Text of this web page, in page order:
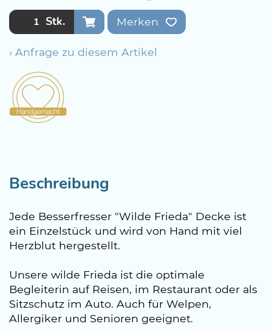
Stk. Merken
› Anfrage zu diesem Artikel
Beschreibung
Jede Besserfresser "Wilde Frieda" Decke ist
ein Einzelstück und wird von Hand mit viel
Herzblut hergestellt.
Unsere wilde Frieda ist die optimale
Begleiterin auf Reisen, im Restaurant oder als
Sitzschutz im Auto. Auch für Welpen,
Allergiker und Senioren geeignet.